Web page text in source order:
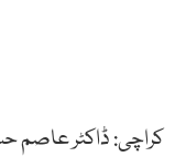
کراچی: ڈاکٹر عاصم